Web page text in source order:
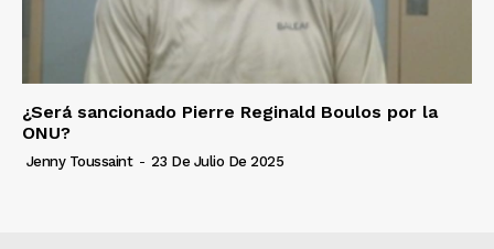
¿Será sancionado Pierre Reginald Boulos por la
ONU?
Jenny Toussaint - 23 De Julio De 2025